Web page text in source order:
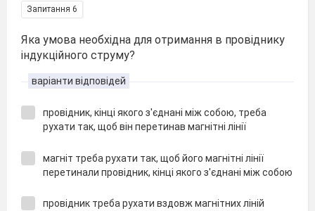
Запитання 6
Яка умова необхідна для отримання в провіднику
індукційного струму?
варіанти відповідей
провідник, кінці якого з'єднані між собою, треба
рухати так, щоб він перетинав магнітні лінії
магніт треба рухати так, щоб його магнітні лінії
перетинали провідник, кінці якого з'єднані між собою
провідник треба рухати вздовж магнітних ліній